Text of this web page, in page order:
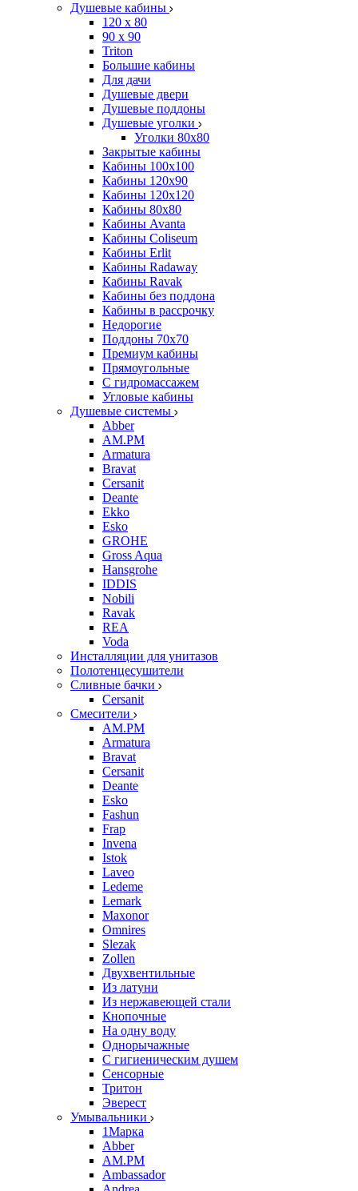
Душевые кабины
120 x 80
90 х 90
Triton
Большие кабины
Для дачи
Душевые двери
Душевые поддоны
Душевые уголки
Уголки 80х80
Закрытые кабины
Кабины 100x100
Кабины 120x90
Кабины 120х120
Кабины 80х80
Кабины Avanta
Кабины Coliseum
Кабины Erlit
Кабины Radaway
Кабины Ravak
Кабины без поддона
Кабины в рассрочку
Недорогие
Поддоны 70x70
Премиум кабины
Прямоугольные
С гидромассажем
Угловые кабины
Душевые системы
Abber
AM.PM
Armatura
Bravat
Cersanit
Deante
Ekko
Esko
GROHE
Gross Aqua
Hansgrohe
IDDIS
Nobili
Ravak
REA
Voda
Инсталляции для унитазов
Полотенцесушители
Сливные бачки
Cersanit
Смесители
AM.PM
Armatura
Bravat
Cersanit
Deante
Esko
Fashun
Frap
Invena
Istok
Laveo
Ledeme
Lemark
Maxonor
Omnires
Slezak
Zollen
Двухвентильные
Из латуни
Из нержавеющей стали
Кнопочные
На одну воду
Однорычажные
С гигиеническим душем
Сенсорные
Тритон
Эверест
Умывальники
1Марка
Abber
AM.PM
Ambassador